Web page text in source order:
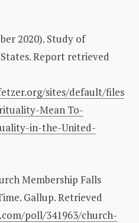
2020). Study of
Report retrieved
sites/default/files
Mean To-
in-the-United-
Membership Falls
Gallup. Retrieved
poll/341963/church-